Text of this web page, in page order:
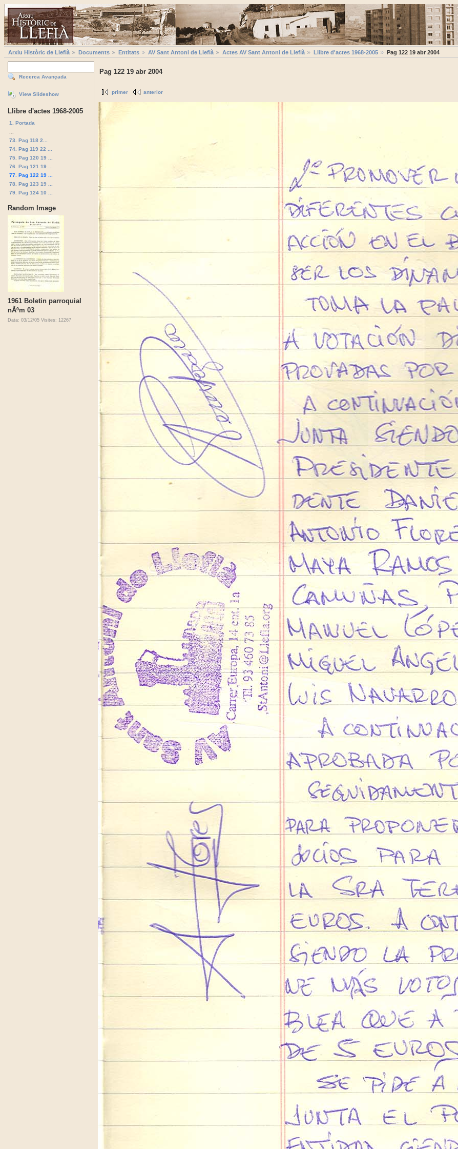
Arxiu Històric de Llefià Documents Entitats AV Sant Antoni de Llefià Actes AV Sant Antoni de Llefià Llibre d'actes 1968-2005 Pag 122 19 abr 2004
Recerca Avançada
View Slideshow
Llibre d'actes 1968-2005
1. Portada
73. Pag 118 2...
74. Pag 119 22 ...
75. Pag 120 19 ...
76. Pag 121 19 ...
77. Pag 122 19 ...
78. Pag 123 19 ...
79. Pag 124 10 ...
Random Image
1961 Boletin parroquial
nÃºm 03
Data: 03/12/05 Visites: 12267
Pag 122 19 abr 2004
primer anterior